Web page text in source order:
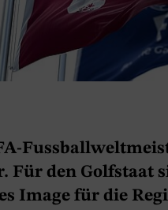
Für den Golfstaat
Image für die